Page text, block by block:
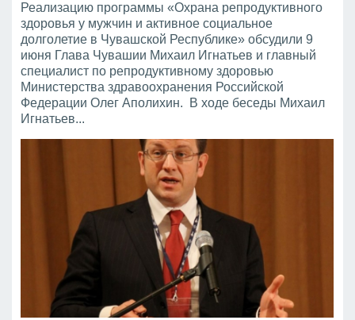
Реализацию программы «Охрана репродуктивного
здоровья у мужчин и активное социальное
долголетие в Чувашской Республике» обсудили 9
июня Глава Чувашии Михаил Игнатьев и главный
специалист по репродуктивному здоровью
Министерства здравоохранения Российской
Федерации Олег Аполихин. В ходе беседы Михаил
Игнатьев...